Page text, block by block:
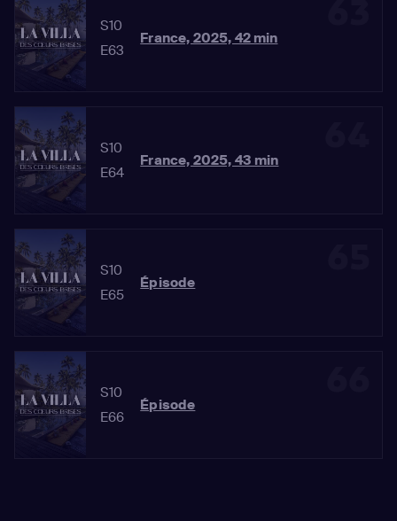
S10
E63
France, 2025, 42 min
S10
E64
France, 2025, 43 min
S10
E65
Épisode
S10
E66
Épisode